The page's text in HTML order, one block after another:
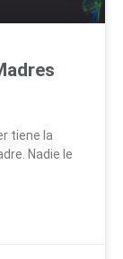
tiene la
Nadie le